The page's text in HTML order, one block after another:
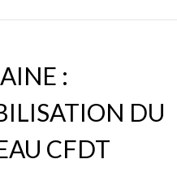
:
DU
CFDT